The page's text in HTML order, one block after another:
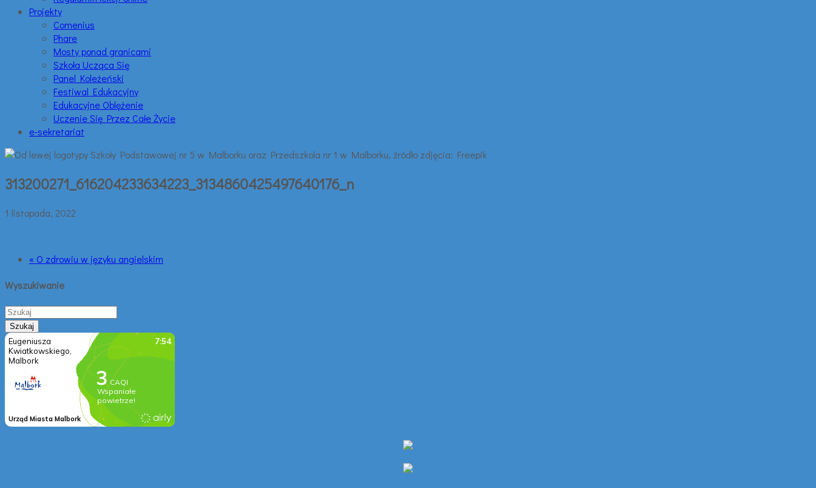
Projekty
Comenius
Phare
Mosty ponad granicami
Szkoła Ucząca Się
Panel Koleżeński
Festiwal Edukacyjny
Edukacyjne Oblężenie
Uczenie Się Przez Całe Życie
e-sekretariat
313200271_616204233634223_3134860425497640176_n
1 listopada, 2022
« O zdrowiu w języku angielskim
Wyszukiwanie